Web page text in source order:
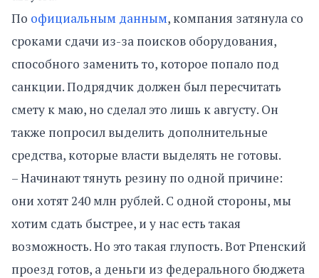
По официальным данным, компания затянула со
сроками сдачи из-за поисков оборудования,
способного заменить то, которое попало под
санкции. Подрядчик должен был пересчитать
смету к маю, но сделал это лишь к августу. Он
также попросил выделить дополнительные
средства, которые власти выделять не готовы.
– Начинают тянуть резину по одной причине:
они хотят 240 млн рублей. С одной стороны, мы
хотим сдать быстрее, и у нас есть такая
возможность. Но это такая глупость. Вот Рпенский
проезд готов, а деньги из федерального бюджета